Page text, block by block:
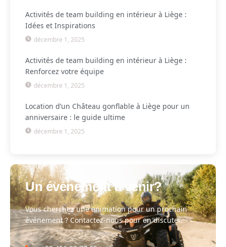
Activités de team building en intérieur à Liège :
Idées et Inspirations
décembre 1, 2025
Activités de team building en intérieur à Liège :
Renforcez votre équipe
décembre 1, 2025
Location d’un Château gonflable à Liège pour un
anniversaire : le guide ultime
décembre 1, 2025
Un événement à venir?
Vous cherchez une animation pour un prochain
événement ? Contactez-nous pour en discuter.